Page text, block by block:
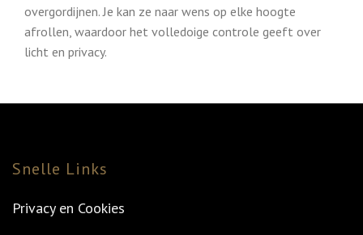
overgordijnen. Je kan ze naar wens op elke hoogte
afrollen, waardoor het volledoige controle geeft over
licht en privacy.
Snelle Links
Privacy en Cookies